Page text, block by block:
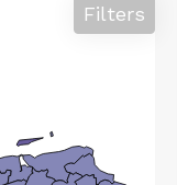
Filters